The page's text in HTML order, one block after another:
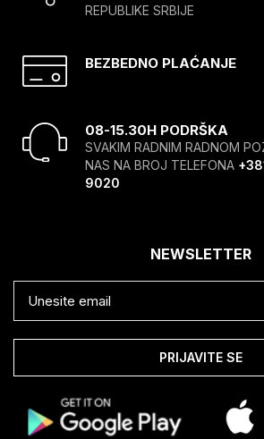
REPUBLIKE SRBIJE
BEZBEDNO PLAĆANJE
08-15.30H PODRŠKA
SVAKIM RADNIM RADNOM
NAS NA BROJ TELEFONA
9020
NEWSLETTER
PRIJAVITE SE